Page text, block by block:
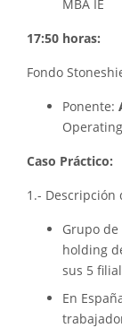
MBA IE
17:50 horas:
Fondo
Ponente:
Caso Práctico:
1.- Descripción
Grupo
holding
sus 5
En